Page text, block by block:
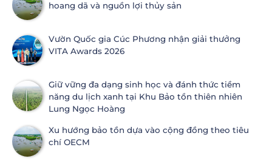
hoang dã và nguồn lợi thủy sản
Vườn Quốc gia Cúc Phương nhận giải thưởng
VITA Awards 2026
Giữ vững đa dạng sinh học và đánh thức tiềm
năng du lịch xanh tại Khu Bảo tồn thiên nhiên
Lung Ngọc Hoàng
Xu hướng bảo tồn dựa vào cộng đồng theo tiêu
chí OECM